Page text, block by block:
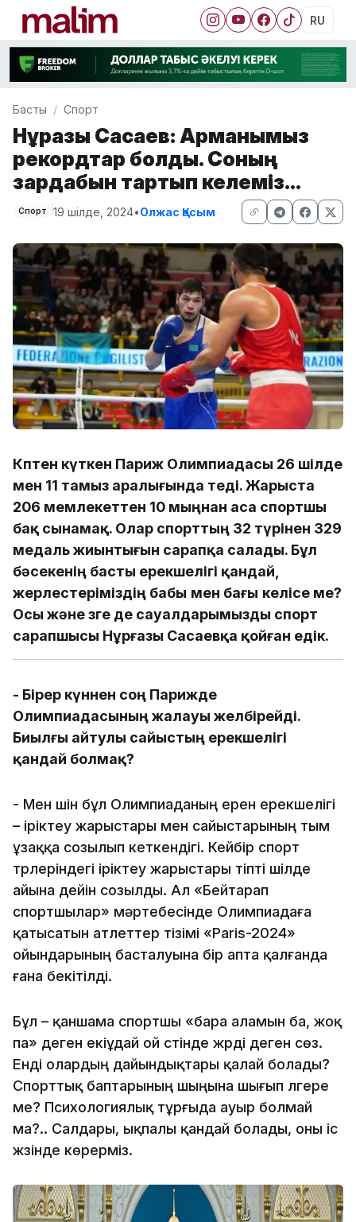
RU
Басты Спорт
Нұрғазы Сасаев: Арманымыз
рекордтар болды. Соның
зардабын тартып келеміз...
Спорт 19 шілде, 2024•Олжас Қасым
Көптен күткен Париж Олимпиадасы 26 шілде
мен 11 тамыз аралығында өтеді. Жарыста
206 мемлекеттен 10 мыңнан аса спортшы
бақ сынамақ. Олар спорттың 32 түрінен 329
медаль жиынтығын сарапқа салады. Бұл
бәсекенің басты ерекшелігі қандай,
жерлестеріміздің бабы мен бағы келісе ме?
Осы және өзге де сауалдарымызды спорт
сарапшысы Нұрғазы Сасаевқа қойған едік.
- Бірер күннен соң Парижде
Олимпиадасының жалауы желбірейді.
Биылғы айтулы сайыстың ерекшелігі
қандай болмақ?
- Мен үшін бұл Олимпиаданың ерен ерекшелігі
– іріктеу жарыстары мен сайыстарының тым
ұзаққа созылып кеткендігі. Кейбір спорт
түрлеріндегі іріктеу жарыстары тіпті шілде
айына дейін созылды. Ал «Бейтарап
спортшылар» мәртебесінде Олимпиадаға
қатысатын атлеттер тізімі «Paris-2024»
ойындарының басталуына бір апта қалғанда
ғана бекітілді.
Бұл – қаншама спортшы «бара аламын ба, жоқ
па» деген екіұдай ой үстінде жүрді деген сөз.
Енді олардың дайындықтары қалай болады?
Спорттық баптарының шыңына шығып үлгере
ме? Психологиялық тұрғыда ауыр болмай
ма?.. Салдары, ықпалы қандай болады, оны іс
жүзінде көрерміз.